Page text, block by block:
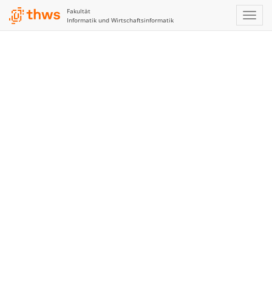
Fakultät
Informatik und Wirtschaftsinformatik